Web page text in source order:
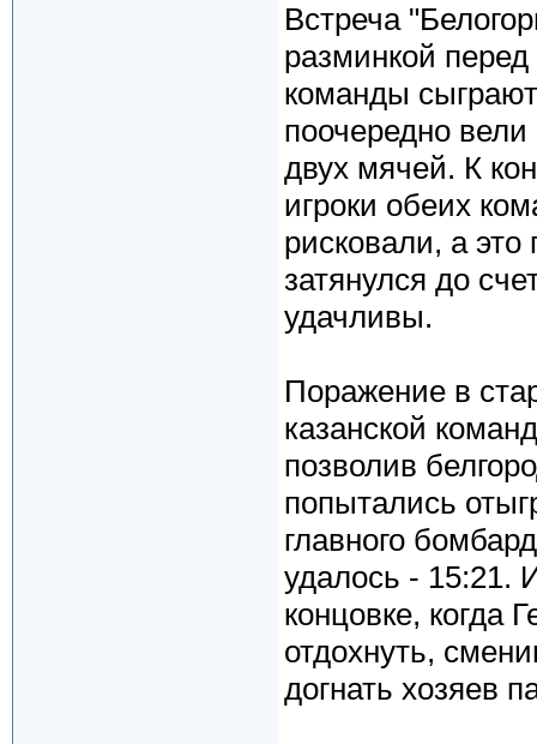
Встреча
разминкой
команды
поочередно
двух мячей. К
игроки обеих
рисковали, а
затянулся до
удачливы.
Поражение в
казанской
позволив
попытались
главного
удалось - 15:21.
концовке, когда
отдохнуть,
догнать хозяев